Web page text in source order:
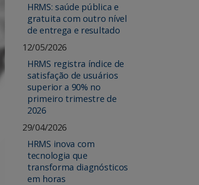
HRMS: saúde pública e
gratuita com outro nível
de entrega e resultado
12/05/2026
HRMS registra índice de
satisfação de usuários
superior a 90% no
primeiro trimestre de
2026
29/04/2026
HRMS inova com
tecnologia que
transforma diagnósticos
em horas